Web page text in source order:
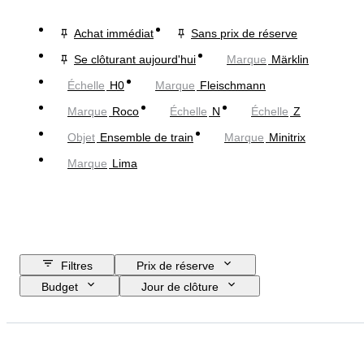
Achat immédiat
Sans prix de réserve
Se clôturant aujourd'hui
Marque Märklin
Échelle H0 Marque Fleischmann
Marque Roco Échelle N Échelle Z
Objet Ensemble de train Marque Minitrix
Marque Lima
Filtres
Prix de réserve
Budget
Jour de clôture